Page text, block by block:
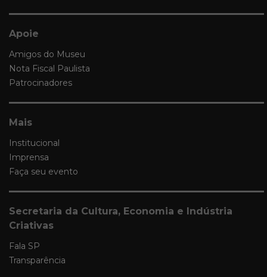
Apoie
Amigos do Museu
Nota Fiscal Paulista
Patrocinadores
Mais
Institucional
Imprensa
Faça seu evento
Secretaria da Cultura, Economia e Indústria
Criativas
Fala SP
Transparência